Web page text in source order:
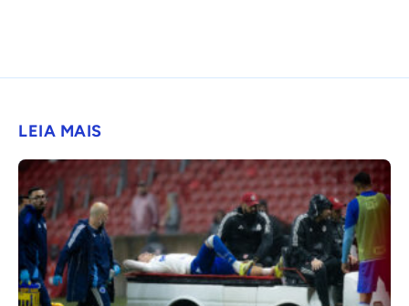
LEIA MAIS